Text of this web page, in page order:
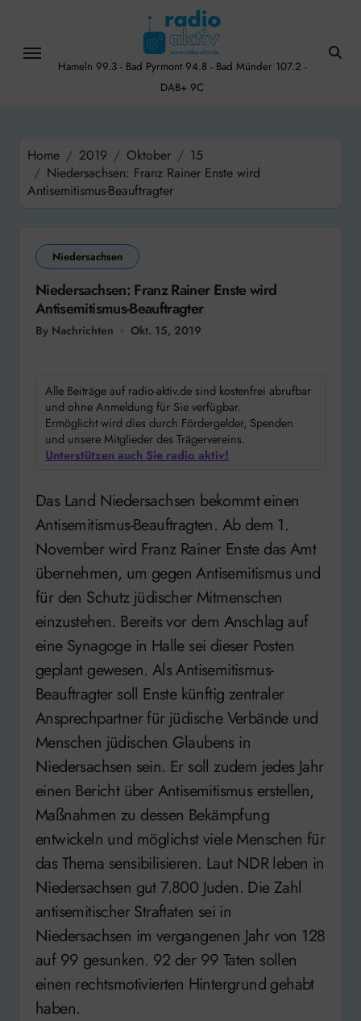
content
Hameln 99.3 - Bad Pyrmont 94.8 - Bad Münder 107.2 -
DAB+ 9C
Home 2019 Oktober
15
Niedersachsen: Franz Rainer Enste wird
Antisemitismus-Beauftragter
Niedersachsen
Niedersachsen: Franz Rainer Enste wird
Antisemitismus-Beauftragter
By Nachrichten Okt. 15, 2019
Alle Beiträge auf radio-aktiv.de sind kostenfrei abrufbar
und ohne Anmeldung für Sie verfügbar.
Ermöglicht wird dies durch Fördergelder, Spenden
und unsere Mitglieder des Trägervereins.
Unterstützen auch Sie radio aktiv!
Das Land Niedersachsen bekommt einen
Antisemitismus-Beauftragten. Ab dem 1.
November wird Franz Rainer Enste das Amt
übernehmen, um gegen Antisemitismus und
für den Schutz jüdischer Mitmenschen
einzustehen. Bereits vor dem Anschlag auf
eine Synagoge in Halle sei dieser Posten
geplant gewesen. Als Antisemitismus-
Beauftragter soll Enste künftig zentraler
Ansprechpartner für jüdische Verbände und
Menschen jüdischen Glaubens in
Niedersachsen sein. Er soll zudem jedes Jahr
einen Bericht über Antisemitismus erstellen,
Maßnahmen zu dessen Bekämpfung
entwickeln und möglichst viele Menschen für
das Thema sensibilisieren. Laut NDR leben in
Niedersachsen gut 7.800 Juden. Die Zahl
antisemitischer Straftaten sei in
Niedersachsen im vergangenen Jahr von 128
auf 99 gesunken. 92 der 99 Taten sollen
einen rechtsmotivierten Hintergrund gehabt
haben.